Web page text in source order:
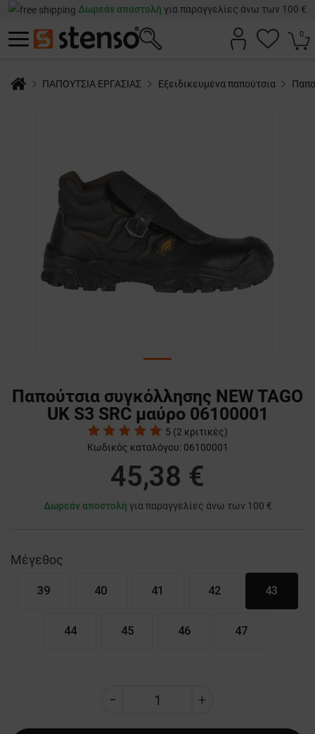
Δωρεάν αποστολή για παραγγελίες άνω των 100 €
0
ΠΑΠΟΥΤΣΙΑ ΕΡΓΑΣΙΑΣ Εξειδικευμένα παπούτσια
Παπούτσια συγκόλλησης NEW TAGO
UK S3 SRC μαύρο 06100001
5 (2 κριτικές)
Κωδικός καταλόγου: 06100001
45,38 €
Δωρεάν αποστολή για παραγγελίες άνω των 100 €
Μέγεθος
39 40 41 42 43
44 45 46 47